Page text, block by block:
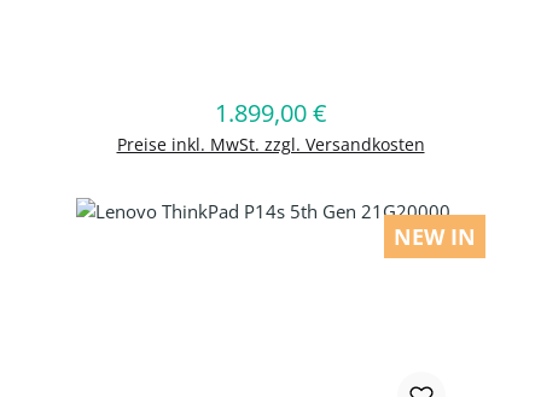
Regulärer Preis:
1.899,00 €
Preise inkl. MwSt. zzgl. Versandkosten
In den Warenkorb
NEW IN